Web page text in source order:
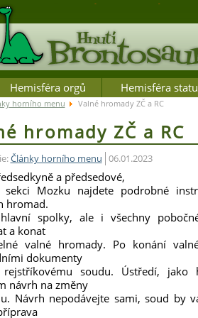
Hemisféra orgů Hemisféra
horního menu Valné hromady ZČ a RC
hromady ZČ a RC
Články horního menu 06.01.2023
a předsedové,
Mozku najdete podrobné
hromad.
spolky, ale i všechny
a konat
valné hromady. Po konání
dokumenty
rejstříkovému soudu. Ústředí, jako
návrh na změny
Návrh nepodávejte sami, soud by